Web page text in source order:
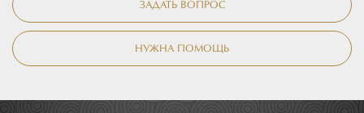
ЗАДАТЬ ВОПРОС
НУЖНА ПОМОЩЬ